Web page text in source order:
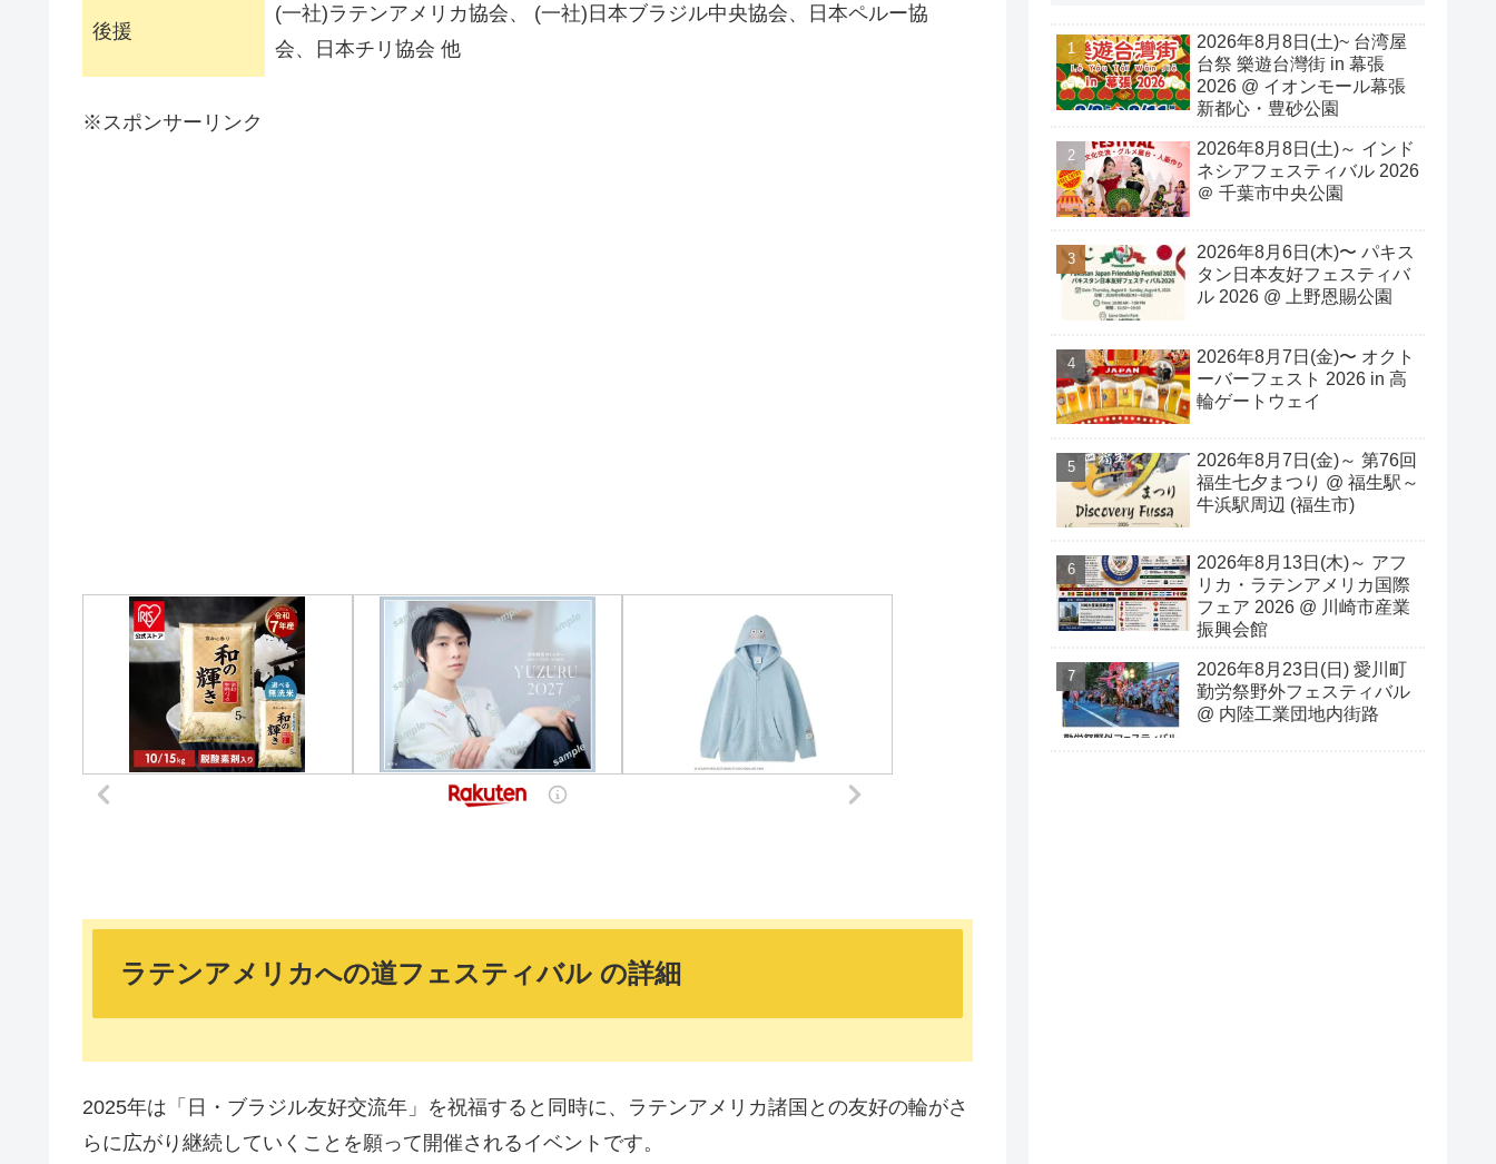
後援
(一社)ラテンアメリカ協会、 (一社)日本ブラジル中央協会、日本ペルー協
会、日本チリ協会 他
※スポンサーリンク
ラテンアメリカへの道フェスティバル の詳細
2025年は「日・ブラジル友好交流年」を祝福すると同時に、ラテンアメリカ諸国との友好の輪がさ
らに広がり継続していくことを願って開催されるイベントです。
2026年8月8日(土)~ 台湾屋
台祭 樂遊台灣街 in 幕張
2026 @ イオンモール幕張
新都心・豊砂公園
2026年8月8日(土)～ インド
ネシアフェスティバル 2026
＠ 千葉市中央公園
2026年8月6日(木)〜 パキス
タン日本友好フェスティバ
ル 2026 @ 上野恩賜公園
2026年8月7日(金)〜 オクト
ーバーフェスト 2026 in 高
輪ゲートウェイ
2026年8月7日(金)～ 第76回
福生七夕まつり @ 福生駅～
牛浜駅周辺 (福生市)
2026年8月13日(木)～ アフ
リカ・ラテンアメリカ国際
フェア 2026 @ 川崎市産業
振興会館
2026年8月23日(日) 愛川町
勤労祭野外フェスティバル
@ 内陸工業団地内街路